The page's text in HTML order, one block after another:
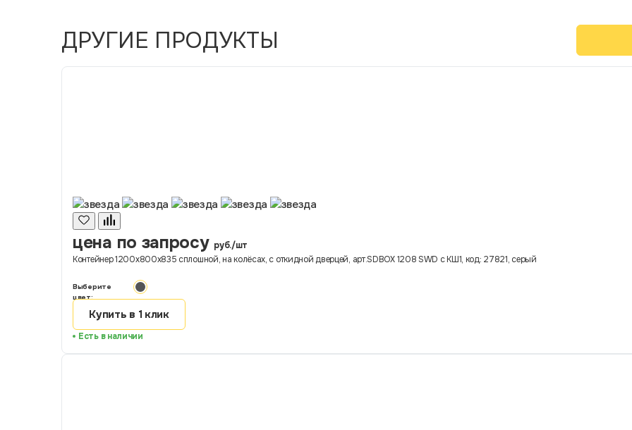
ДРУГИЕ ПРОДУКТЫ
цена по запросу руб./шт
Контейнер 1200х800х835 сплошной, на колёсах, с откидной дверцей, арт.SDBOX 1208 SWD с КШ1, код: 27821, серый
Выберите
цвет:
Купить в 1 клик
Есть в наличии